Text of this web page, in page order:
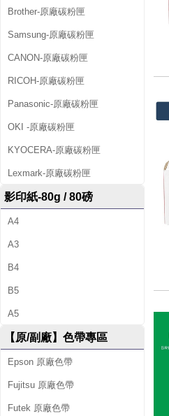
Brother-原廠碳粉匣
Samsung-原廠碳粉匣
CANON-原廠碳粉匣
RICOH-原廠碳粉匣
Panasonic-原廠碳粉匣
OKI -原廠碳粉匣
KYOCERA-原廠碳粉匣
Lexmark-原廠碳粉匣
影印紙-80g / 80磅
A4
A3
B4
B5
A5
【原/副廠】色帶專區
Epson 原廠色帶
Fujitsu 原廠色帶
Futek 原廠色帶